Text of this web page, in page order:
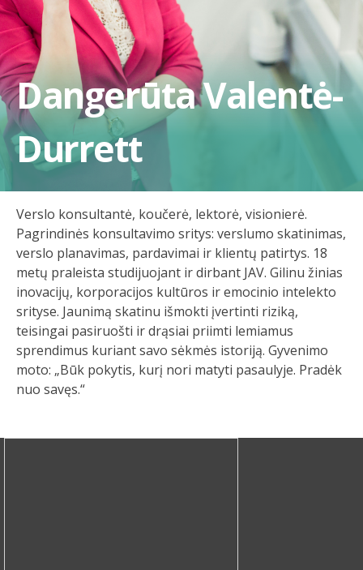
Dangerūta Valentė-
Durrett
Verslo konsultantė, koučerė, lektorė, visionierė.
Pagrindinės konsultavimo sritys: verslumo skatinimas,
verslo planavimas, pardavimai ir klientų patirtys. 18
metų praleista studijuojant ir dirbant JAV. Gilinu žinias
inovacijų, korporacijos kultūros ir emocinio intelekto
srityse. Jaunimą skatinu išmokti įvertinti riziką,
teisingai pasiruošti ir drąsiai priimti lemiamus
sprendimus kuriant savo sėkmės istoriją. Gyvenimo
moto: „Būk pokytis, kurį nori matyti pasaulyje. Pradėk
nuo savęs.“